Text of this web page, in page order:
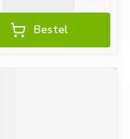
Bestel